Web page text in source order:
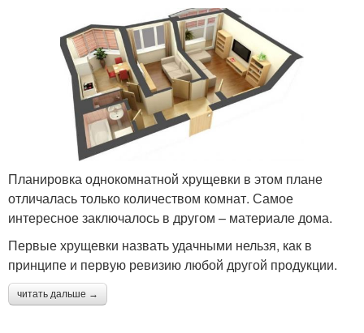
Планировка однокомнатной хрущевки в этом плане
отличалась только количеством комнат. Самое
интересное заключалось в другом – материале дома.
Первые хрущевки назвать удачными нельзя, как в
принципе и первую ревизию любой другой продукции.
читать дальше →